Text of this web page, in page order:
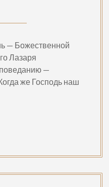
— Божественной
Лазаря
—
же Господь наш